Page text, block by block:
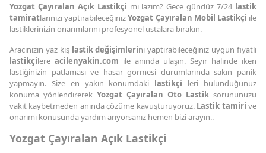
Yozgat Çayıralan Açık Lastikçi mi lazım? Gece gündüz 7/24 lastik
tamiratlarınızı yaptırabileceğinizYozgat Çayıralan Mobil Lastikçi ile
lastiklerinizin onarımlarını profesyonel ustalara bırakın.
Aracınızın yaz kış lastik değişimlerini yaptırabileceğiniz uygun fiyatlı
lastikçilere acilenyakin.com ile anında ulaşın. Seyir halinde iken
lastiğinizin patlaması ve hasar görmesi durumlarında sakın panik
yapmayın. Size en yakın konumdaki lastikçi leri bulunduğunuz
konuma yönlendirerek Yozgat Çayıralan Oto Lastik sorununuzu
vakit kaybetmeden anında çözüme kavuşturuyoruz. Lastik tamiri ve
onarımı konusunda yardım arıyorsanız hemen bizi arayın..
Yozgat Çayıralan Açık Lastikçi